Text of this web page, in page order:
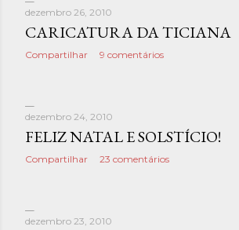
dezembro 26, 2010
CARICATURA DA TICIANA
Compartilhar 9 comentários
dezembro 24, 2010
FELIZ NATAL E SOLSTÍCIO!
Compartilhar 23 comentários
dezembro 23, 2010